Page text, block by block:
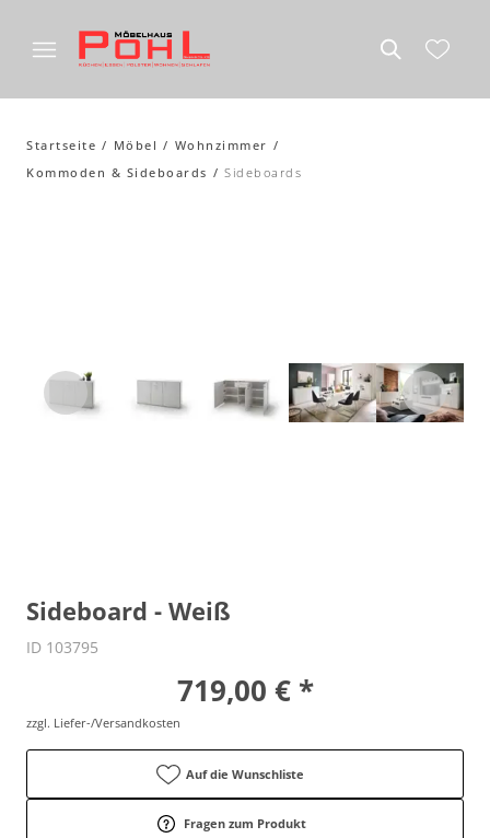
Startseite Möbel
Wohnzimmer
Kommoden & Sideboards
Sideboards
Sideboard - Weiß
ID 103795
719,00 € *
zzgl. Liefer-/Versandkosten
Auf die Wunschliste
Fragen zum Produkt